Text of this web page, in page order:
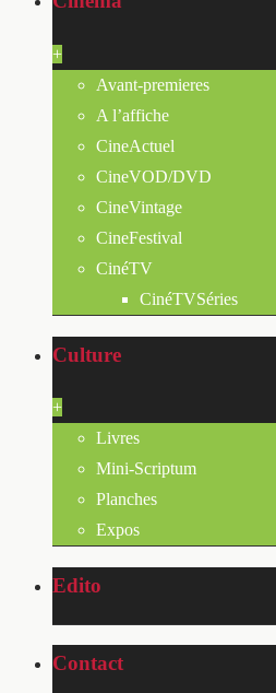
+
Avant-premieres
A l’affiche
CineActuel
CineVOD/DVD
CineVintage
CineFestival
CinéTV
CinéTVSéries
Culture
+
Livres
Mini-Scriptum
Planches
Expos
Edito
Contact